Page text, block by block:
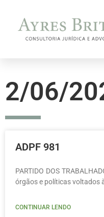
2/06/
ADPF 981
PARTIDO DOS
órgãos e políticas voltados
CONTINUAR LENDO